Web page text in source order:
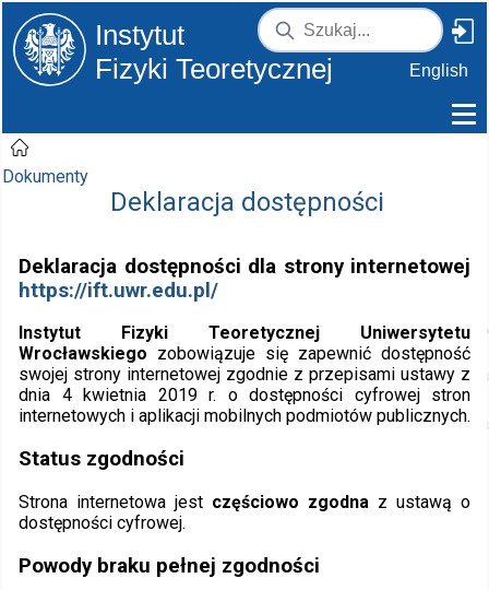
Instytut
Fizyki Teoretycznej
English
Dokumenty
Deklaracja dostępności
Deklaracja dostępności dla strony internetowej
https://ift.uwr.edu.pl/
Instytut Fizyki Teoretycznej Uniwersytetu
Wrocławskiego zobowiązuje się zapewnić dostępność
swojej strony internetowej zgodnie z przepisami ustawy z
dnia 4 kwietnia 2019 r. o dostępności cyfrowej stron
internetowych i aplikacji mobilnych podmiotów publicznych.
Status zgodności
Strona internetowa jest częściowo zgodna z ustawą o
dostępności cyfrowej.
Powody braku pełnej zgodności